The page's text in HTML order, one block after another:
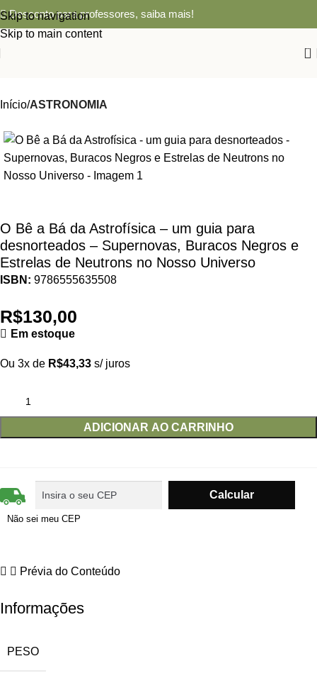
Skip to navigation
Skip to main content
Desconto para professores, saiba mais!
0
Início ASTRONOMIA
O Bê a Bá da Astrofísica – um guia para
desnorteados – Supernovas, Buracos Negros e
Estrelas de Neutrons no Nosso Universo
ISBN: 9786555635508
R$130,00
Em estoque
Ou 3x de R$43,33 s/ juros
ADICIONAR AO CARRINHO
Não sei meu CEP
Prévia do Conteúdo
Informações
PESO